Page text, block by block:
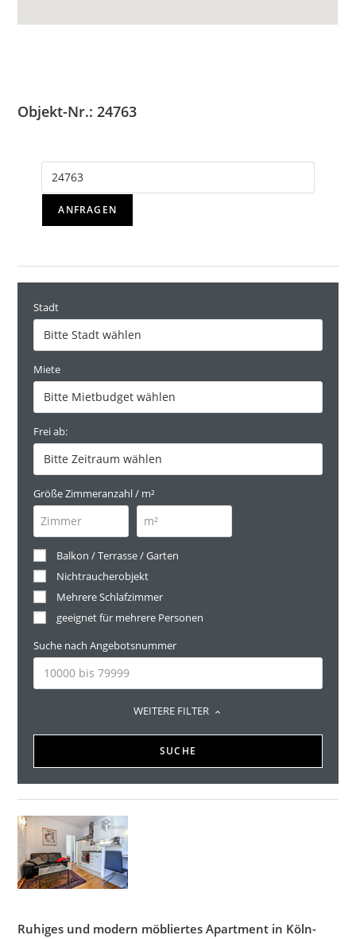
Objekt-Nr.: 24763
ANFRAGEN
Stadt
Miete
Frei ab:
Größe Zimmeranzahl / m²
Balkon / Terrasse / Garten
Nichtraucherobjekt
Mehrere Schlafzimmer
geeignet für mehrere Personen
Suche nach Angebotsnummer
WEITERE FILTER
SUCHE
Ruhiges und modern möbliertes Apartment in Köln-